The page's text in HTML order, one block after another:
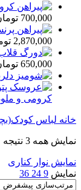
700,000
2,870,000
650,000
کرومی و
خانه لباس
نمایش همه 3 نتیجه
نمایش نوار کناری
نمایش 9
24
36